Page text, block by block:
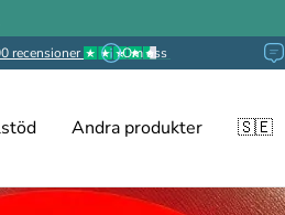
recensioner Om oss
Andra produkter 🇸🇪